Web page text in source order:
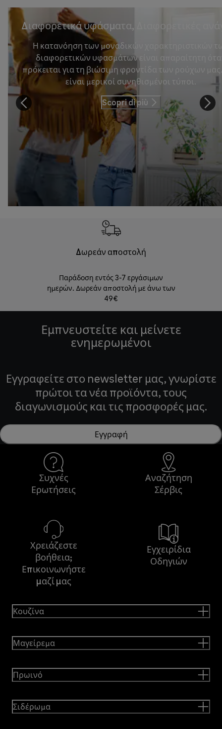
Διαφορετικά υφάσματα, Διαφορετικές
Η κατανόηση των μοναδικών χαρακτηριστικών
διαφορετικών υφασμάτων είναι απαραίτητη
πρόκειται για τη βιώσιμη φροντίδα των ρούχων
είναι μερικοί συνηθισμένοι τύποι.
Scopri di più
Δωρεάν αποστολή
Παράδοση εντός 3-7 εργάσιμων
ημερών. Δωρεάν αποστολή με άνω των
49€
Εμπνευστείτε και μείνετε
ενημερωμένοι
Εγγραφείτε στο newsletter μας, γνωρίστε
πρώτοι τα νέα προϊόντα, τους
διαγωνισμούς και τις προσφορές μας.
Εγγραφή
Συχνές
Ερωτήσεις
Αναζήτηση
Σέρβις
Χρειάζεστε
βοήθεια;
Επικοινωνήστε
μαζί μας
Εγχειρίδια
Οδηγιών
Κουζίνα
Μαγείρεμα
Πρωινό
Σιδέρωμα